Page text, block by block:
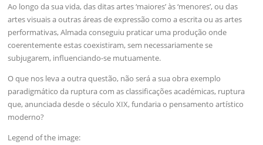
Ao longo da sua vida, das ditas artes ‘maiores’ às ‘menores’, ou das
artes visuais a outras áreas de expressão como a escrita ou as artes
performativas, Almada conseguiu praticar uma produção onde
coerentemente estas coexistiram, sem necessariamente se
subjugarem, influenciando-se mutuamente.
O que nos leva a outra questão, não será a sua obra exemplo
paradigmático da ruptura com as classificações académicas, ruptura
que, anunciada desde o século XIX, fundaria o pensamento artístico
moderno?
Legend of the image: